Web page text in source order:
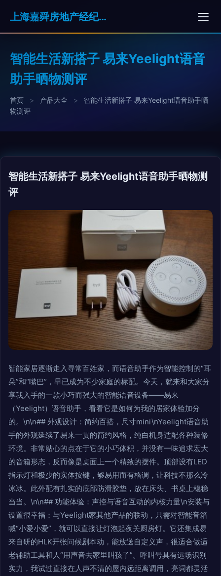
上海嘉舜房地产经纪有限公司
智能生活新搭子 易来Yeelight语音
助手晒物测评
首页 > 产品大全 >
智能生活新搭子 易来Yeelight语音助手晒
物测评
智能生活新搭子 易来Yeelight语音助手晒物测
评
智能家居逐渐走入寻常百姓家，而语音助手作为智能控制的“耳
朵”和“嘴巴”，早已成为不少家庭的标配。今天，就来和大家分
享我入手的一款小巧而强大的智能语音设备——易来
（Yeelight）语音助手，看看它是如何为我的居家体验加分
的。\n\n## 外观设计：简约百搭，尺寸mini\nYeelight语音助
手的外观延续了易来一贯的简约风格，纯白机身适配各种装修
环境。非常贴心的点在于它的小巧体积，并没有一味追求宏大
的音箱形态，反而像是桌面上一个精致的摆件。顶部设有LED
指示灯和极少的实体按键，够易用而有格调，让科技不那么冷
冰冰。此外配有扎实的底部防滑胶垫，放在床头、书桌上稳稳
当当。\n\n## 功能体验：声控与语音互动的内核力量\n安装与
设置很幸福：与Yeelight家其他产品的联动，只需对智能音箱
喊“小爱小爱”，就可以直接让灯泡起夜关厨房灯。它还集成易
来自研的HLK开张问候剧本动，能放送自定义声，很适合做适
老辅助工具和人“用声音去家里叫孩子”。呼叫号具有远场识别
实力，我试过直接在人声不清的屋内远距离调用，亮词都灵活